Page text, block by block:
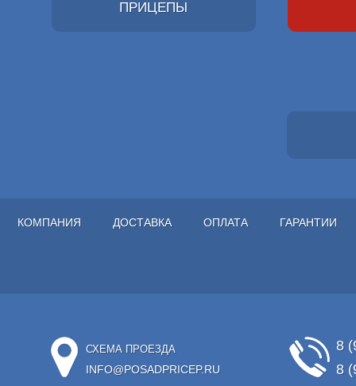
ПРИЦЕПЫ
КОМПАНИЯ ДОСТАВКА ОПЛАТА ГАРАНТИИ
СХЕМА ПРОЕЗДА
INFO@POSADPRICEP.RU
8
8